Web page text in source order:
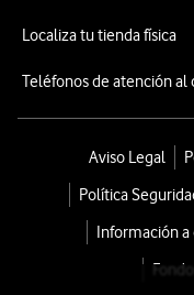
Localiza tu tienda física
Teléfonos de atención al
Aviso Legal
Política
Información